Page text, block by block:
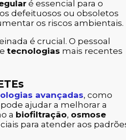
é essencial para o
defeituosos ou obsoletos
os riscos ambientais.
é crucial. O pessoal
e tecnologias mais recentes
avançadas, como
pode ajudar a melhorar a
a biofiltração, osmose
para atender aos